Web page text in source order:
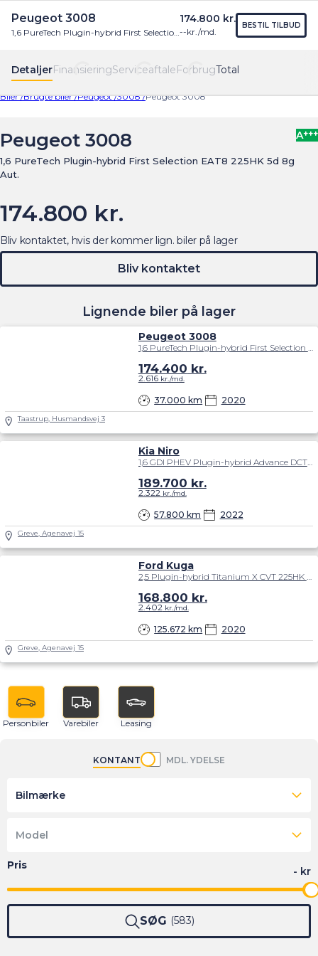
Find os Menu
DetaljerFinansieringServiceaftaleForbrugTotal
Peugeot 3008
1,6 PureTech Plugin-hybrid First Selection EAT8 225HK 5d 8g Aut.
174.800 kr.
--kr./md.
BESTIL TILBUD
Biler /Brugte biler /Peugeot /3008 /Peugeot 3008
Peugeot 3008
1,6 PureTech Plugin-hybrid First Selection EAT8 225HK 5d 8g
Aut.
A+++
174.800 kr.
Lignende biler på lager
Peugeot 3008
1,6 PureTech Plugin-hybrid First Selection EAT8 225HK 5d 8g Aut.
37.000 km 2020
174.400 kr.
2.616kr./md.
Taastrup, Husmandsvej 3
Kia Niro
1,6 GDI PHEV Plugin-hybrid Advance DCT 141HK 5d 6g Aut.
57.800 km 2022
189.700 kr.
2.322kr./md.
Greve, Agenavej 15
Ford Kuga
2,5 Plugin-hybrid Titanium X CVT 225HK 5d Trinl. Gear
125.672 km 2020
168.800 kr.
2.402kr./md.
Greve, Agenavej 15
Bliv kontaktet, hvis der kommer lign. biler på lager
Bliv kontaktet
Personbiler Varebiler Leasing
KONTANT MDL. YDELSE
Bilmærke
Model
SØG 583